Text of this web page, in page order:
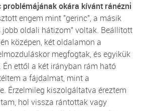
problémájának okára kívánt ránézni
engem mint "gerinc", a másik
jobb oldali hátizom" voltak. Beállított
középen, két oldalamon a
megfogtak, és egyikük
ettől a két irányban rám ható
a fájdalmat, mint a
Érzelmileg kiszolgáltatva éreztem
hol vissza rántottak vagy